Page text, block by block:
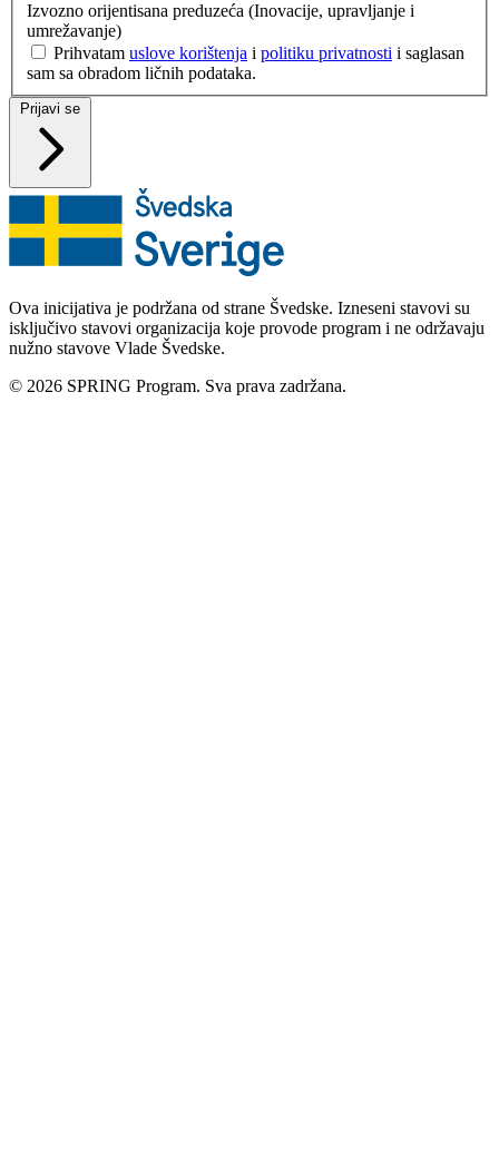
Izvozno orijentisana preduzeća (Inovacije, upravljanje i
umrežavanje)
Prihvatam uslove korištenja i politiku privatnosti i saglasan
sam sa obradom ličnih podataka.
Prijavi se
Ova inicijativa je podržana od strane Švedske. Izneseni stavovi su
isključivo stavovi organizacija koje provode program i ne održavaju
nužno stavove Vlade Švedske.
© 2026 SPRING Program. Sva prava zadržana.